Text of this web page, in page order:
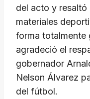
del acto y
materiales
forma totalmente
agradeció el
gobernador
Nelson Álvarez
del fútbol.